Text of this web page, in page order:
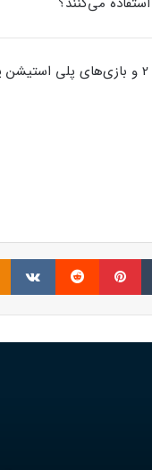
تامبلر پینتریست Reddit
VKontakte